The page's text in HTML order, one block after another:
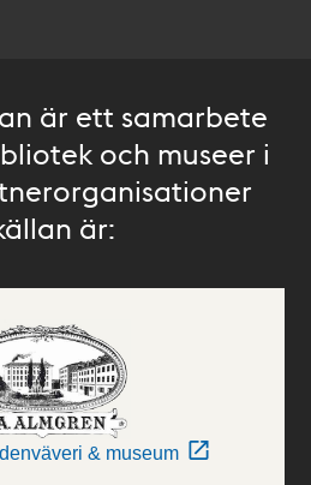
är ett samarbete
och museer i
är:
& museum